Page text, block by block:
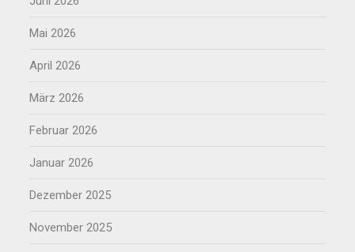
Mai 2026
April 2026
März 2026
Februar 2026
Januar 2026
Dezember 2025
November 2025